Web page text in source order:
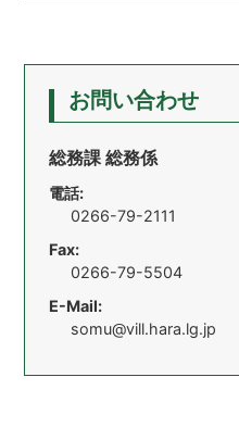
お問い合わせ
総務課 総務係
電話:
0266-79-2111
Fax:
0266-79-5504
E-Mail:
somu@vill.hara.lg.jp